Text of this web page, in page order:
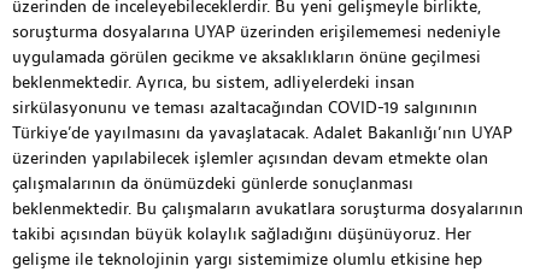
üzerinden de inceleyebileceklerdir. Bu yeni gelişmeyle birlikte,
soruşturma dosyalarına UYAP üzerinden erişilememesi nedeniyle
uygulamada görülen gecikme ve aksaklıkların önüne geçilmesi
beklenmektedir. Ayrıca, bu sistem, adliyelerdeki insan
sirkülasyonunu ve teması azaltacağından COVID-19 salgınının
Türkiye’de yayılmasını da yavaşlatacak. Adalet Bakanlığı’nın UYAP
üzerinden yapılabilecek işlemler açısından devam etmekte olan
çalışmalarının da önümüzdeki günlerde sonuçlanması
beklenmektedir. Bu çalışmaların avukatlara soruşturma dosyalarının
takibi açısından büyük kolaylık sağladığını düşünüyoruz. Her
gelişme ile teknolojinin yargı sistemimize olumlu etkisine hep